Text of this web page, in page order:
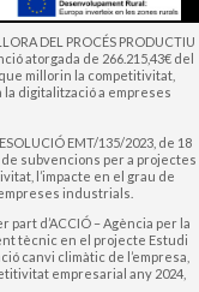
DEL PROCÉS PRODUCTIU
atorgada de 266.215,43€ del
millorin la competitivitat,
la digitalització a empreses
EMT/135/2023, de 18
de subvencions per a projectes
l’impacte en el grau de
industrials.
part d’ACCIÓ – Agència per la
tècnic en el projecte Estudi
canvi climàtic de l’empresa,
empresarial any 2024,